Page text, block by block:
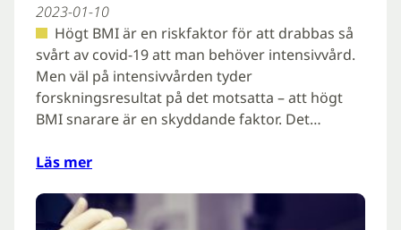
2023-01-10
Högt BMI är en riskfaktor för att drabbas så
svårt av covid-19 att man behöver intensivvård.
Men väl på intensivvården tyder
forskningsresultat på det motsatta – att högt
BMI snarare är en skyddande faktor. Det…
Läs mer